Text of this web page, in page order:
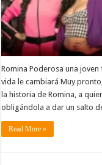
Romina Poderosa una
vida le cambiará Muy
la historia de Romina, a
obligándola a dar un salto
Read More »